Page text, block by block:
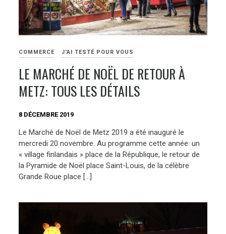
COMMERCE J'AI TESTÉ POUR VOUS
LE MARCHÉ DE NOËL DE RETOUR À
METZ: TOUS LES DÉTAILS
8 DÉCEMBRE 2019
Le Marché de Noël de Metz 2019 a été inauguré le
mercredi 20 novembre. Au programme cette année: un
« village finlandais » place de la République, le retour de
la Pyramide de Noël place Saint-Louis, de la célèbre
Grande Roue place […]